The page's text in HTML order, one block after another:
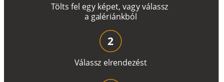
Tölts fel egy képet, vagyválassz
a galériánkból
Válassz elrendezést
2